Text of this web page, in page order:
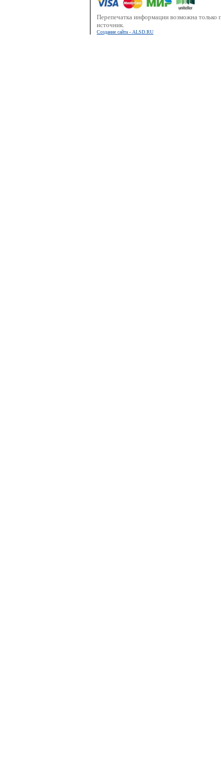
Перепечатка информации возможна только
источник.
Создание сайта - ALSD.RU